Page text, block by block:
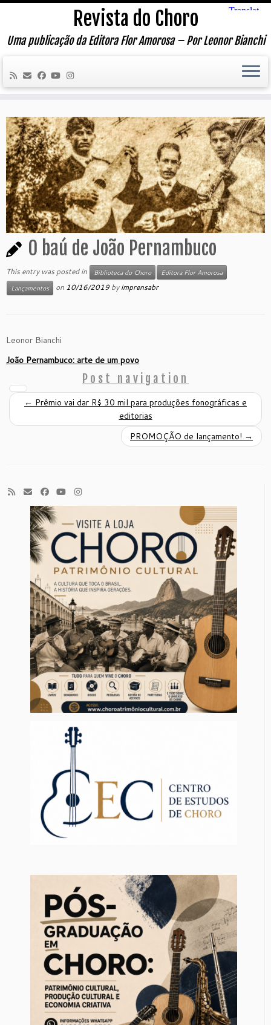
Skip
content
Revista do Choro
Uma publicação da Editora Flor Amorosa – Por Leonor Bianchi
O baú de João Pernambuco
This entry was posted in Biblioteca do Choro
Editora Flor Amorosa
Lançamentos
on 10/16/2019 byimprensabr
Leonor Bianchi
João Pernambuco: arte de um povo
Post navigation
← Prêmio vai dar R$ 30 mil para produções fonográficas e
editorias
PROMOÇÃO de lançamento! →